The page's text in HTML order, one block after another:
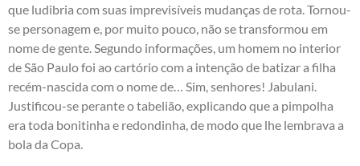
que ludibria com suas imprevisíveis mudanças de rota. Tornou-
se personagem e, por muito pouco, não se transformou em
nome de gente. Segundo informações, um homem no interior
de São Paulo foi ao cartório com a intenção de batizar a filha
recém-nascida com o nome de… Sim, senhores! Jabulani.
Justificou-se perante o tabelião, explicando que a pimpolha
era toda bonitinha e redondinha, de modo que lhe lembrava a
bola da Copa.